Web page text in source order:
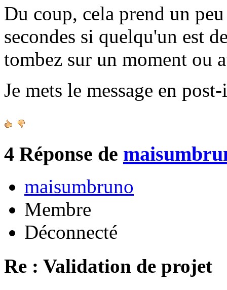
Du coup, cela prend un
secondes si quelqu'un est
tombez sur un moment ou
Je mets le message en
4 Réponse de
maisumbruno
Membre
Déconnecté
Re : Validation de projet